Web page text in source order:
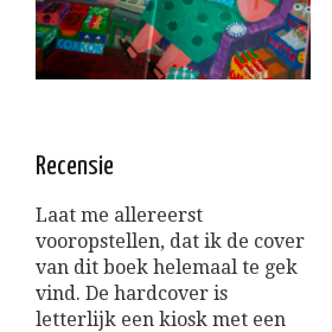
Recensie
Laat me allereerst
vooropstellen, dat ik de cover
van dit boek helemaal te gek
vind. De hardcover is
letterlijk een kiosk met een